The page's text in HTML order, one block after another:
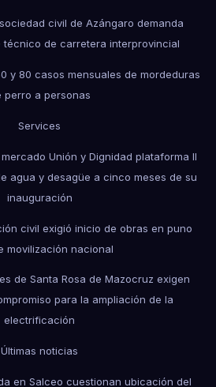
civil de Azángaro demanda
técnico de carretera interprovincial
y 80 casos mensuales de mordeduras
perro a personas
Services
Unión y Dignidad plataforma II
agua y desagüe a cinco meses de su
inauguración
civil exigió inicio de obras en puno
movilización nacional
de Santa Rosa de Mazocruz exigen
para la ampliación de la
electrificación
Últimas noticias
en Salceo cuestionan ubicación del